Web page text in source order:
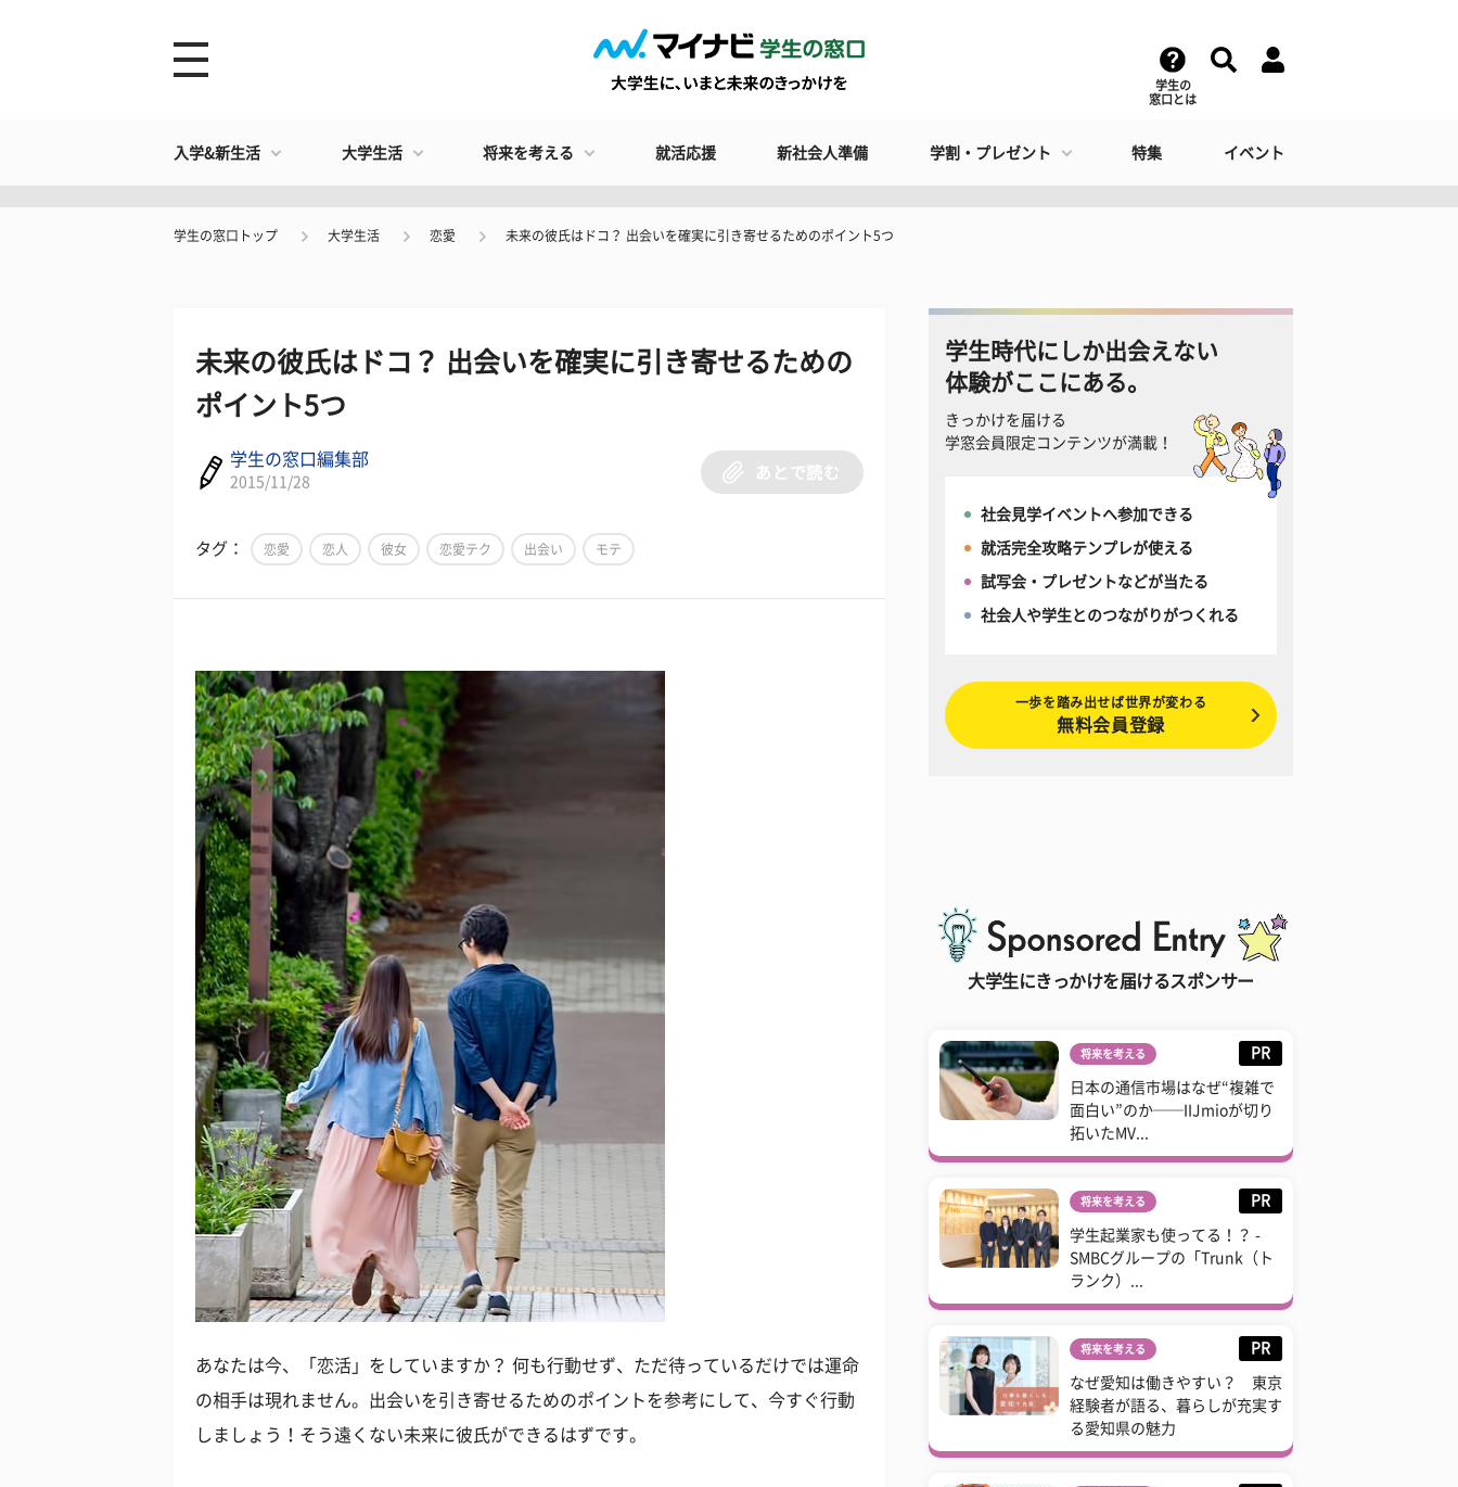
学生の
窓口とは
入学&新生活 大学生活 将来を考える 就活応援 新社会人準備 学割・プレゼント 特集 イベント
学生の窓口トップ 大学生活 恋愛 未来の彼氏はドコ？ 出会いを確実に引き寄せるためのポイント5つ
未来の彼氏はドコ？ 出会いを確実に引き寄せるための
ポイント5つ
学生の窓口編集部
2015/11/28
あとで読む
タグ： 恋愛 恋人 彼女 恋愛テク 出会い モテ
あなたは今、「恋活」をしていますか？ 何も行動せず、ただ待っているだけでは運命
の相手は現れません。出会いを引き寄せるためのポイントを参考にして、今すぐ行動
しましょう！そう遠くない未来に彼氏ができるはずです。
学生時代にしか出会えない
体験がここにある。
きっかけを届ける
学窓会員限定コンテンツが満載！
社会見学イベントへ参加できる
就活完全攻略テンプレが使える
試写会・プレゼントなどが当たる
社会人や学生とのつながりがつくれる
一歩を踏み出せば世界が変わる
無料会員登録
大学生にきっかけを届けるスポンサー
将来を考える PR
日本の通信市場はなぜ“複雑で
面白い”のか──IIJmioが切り
拓いたMV...
将来を考える PR
学生起業家も使ってる！？ -
SMBCグループの「Trunk（ト
ランク）...
将来を考える PR
なぜ愛知は働きやすい？ 東京
経験者が語る、暮らしが充実す
る愛知県の魅力